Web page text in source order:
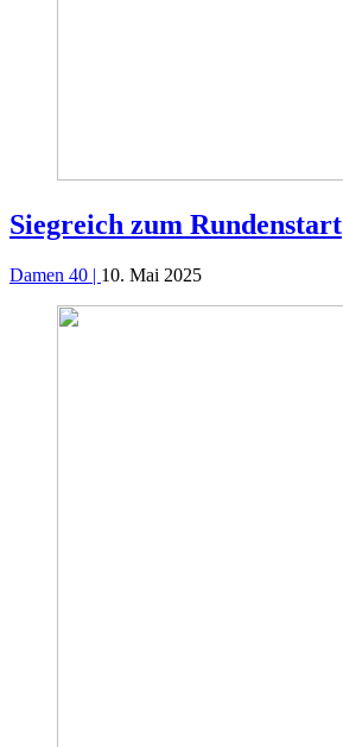
Siegreich zum Rundenstart
Damen 40 | 10. Mai 2025